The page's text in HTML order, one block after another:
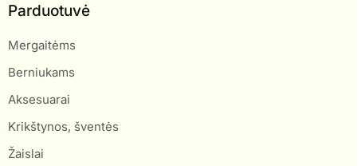
Parduotuvė
Mergaitėms
Berniukams
Aksesuarai
Krikštynos, šventės
Žaislai